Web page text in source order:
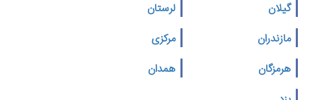
گیلان
لرستان
مازندران
مرکزی
هرمزگان
همدان